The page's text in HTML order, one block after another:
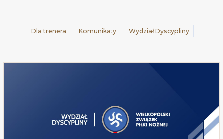
Dla trenera Komunikaty Wydział Dyscypliny